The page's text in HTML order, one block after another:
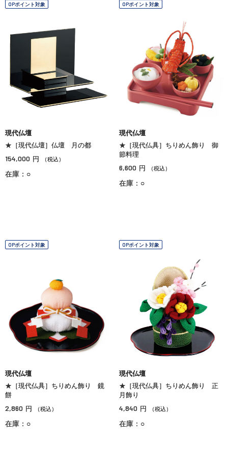
OPポイント対象
現代仏壇
★［現代仏壇］仏壇 月の都
154,000 円 （税込）
在庫：○
OPポイント対象
現代仏壇
★［現代仏具］ちりめん飾り 御
節料理
6,600 円 （税込）
在庫：○
OPポイント対象
現代仏壇
★［現代仏具］ちりめん飾り 鏡
餅
2,860 円 （税込）
在庫：○
OPポイント対象
現代仏壇
★［現代仏具］ちりめん飾り 正
月飾り
4,840 円 （税込）
在庫：○